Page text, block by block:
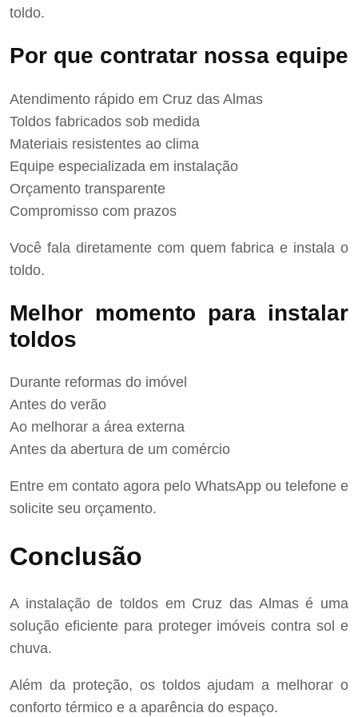
toldo.
Por que contratar nossa equipe
Atendimento rápido em Cruz das Almas
Toldos fabricados sob medida
Materiais resistentes ao clima
Equipe especializada em instalação
Orçamento transparente
Compromisso com prazos
Você fala diretamente com quem fabrica e instala o
toldo.
Melhor momento para instalar
toldos
Durante reformas do imóvel
Antes do verão
Ao melhorar a área externa
Antes da abertura de um comércio
Entre em contato agora pelo WhatsApp ou telefone e
solicite seu orçamento.
Conclusão
A instalação de toldos em Cruz das Almas é uma
solução eficiente para proteger imóveis contra sol e
chuva.
Além da proteção, os toldos ajudam a melhorar o
conforto térmico e a aparência do espaço.